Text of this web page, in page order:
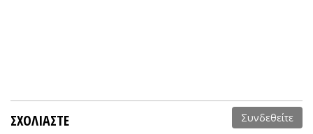
ΣΧΟΛΙΑΣΤΕ Συνδεθείτε